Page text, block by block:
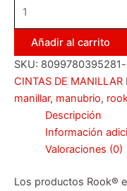
Añadir al carrito
SKU: 8099780395281-
CINTAS DE MANILLAR
manillar, manubrio,
Descripción
Información
Valoraciones (0)
Los productos Rook®